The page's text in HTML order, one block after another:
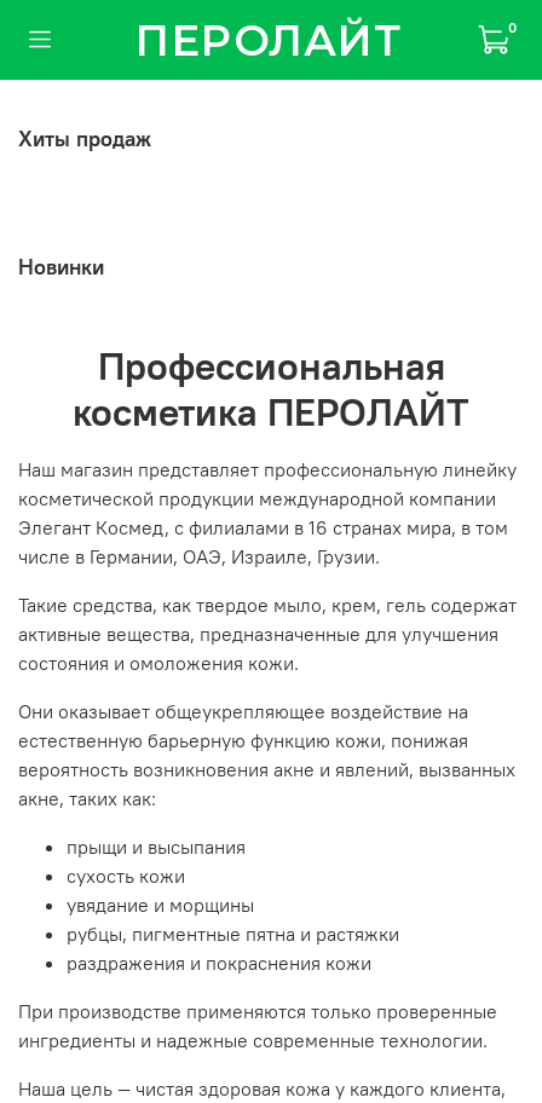
ПЕРОЛАЙТ 0
Хиты продаж
Новинки
Профессиональная
косметика ПЕРОЛАЙТ
Наш магазин представляет профессиональную линейку
косметической продукции международной компании
Элегант Космед, с филиалами в 16 странах мира, в том
числе в Германии, ОАЭ, Израиле, Грузии.
Такие средства, как твердое мыло, крем, гель содержат
активные вещества, предназначенные для улучшения
состояния и омоложения кожи.
Они оказывает общеукрепляющее воздействие на
естественную барьерную функцию кожи, понижая
вероятность возникновения акне и явлений, вызванных
акне, таких как:
прыщи и высыпания
сухость кожи
увядание и морщины
рубцы, пигментные пятна и растяжки
раздражения и покраснения кожи
При производстве применяются только проверенные
ингредиенты и надежные современные технологии.
Наша цель — чистая здоровая кожа у каждого клиента,